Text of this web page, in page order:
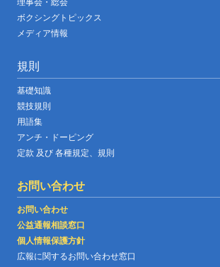
ボクシングトピックス
メディア情報
規則
基礎知識
競技規則
用語集
アンチ・ドーピング
定款 及び 各種規定、規則
お問い合わせ
お問い合わせ
公益通報相談窓口
個人情報保護方針
広報に関するお問い合わせ窓口